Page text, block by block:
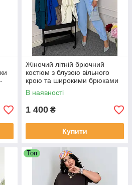
Жіночий літній брючний
костюм з блузою вільного
крою та широкими брюками
палаццо
В наявності
1 400 ₴
Купити
Топ